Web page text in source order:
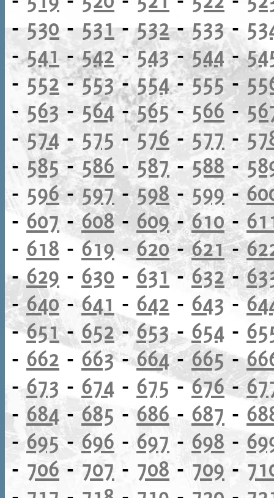
-530 -531-532-533-
-541-542-543-544-
- 552-553-554-555-
- 563 - 564-565- 566 -
- 574 -575 -576 - 577 -
- 585-586 - 587-588 -
- 596-597-598- 599 -
- 607 -608- 609-610-
- 618 - 619-620-621-
-629 - 630 - 631-632-
-640-641 - 642 - 643 -
-651- 652-653- 654 -
- 662 - 663-664-665-
-673 - 674 - 675-676-
- 684 -685 - 686 - 687 -
-695-696 - 697 - 698 -
- 706 - 707 - 708 - 709 -